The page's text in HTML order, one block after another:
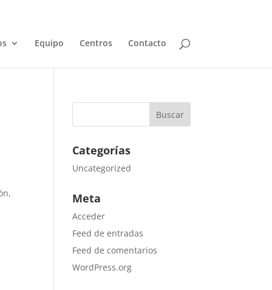
Equipo Centros Contacto
Categorías
Uncategorized
Meta
Acceder
Feed de entradas
Feed de comentarios
WordPress.org